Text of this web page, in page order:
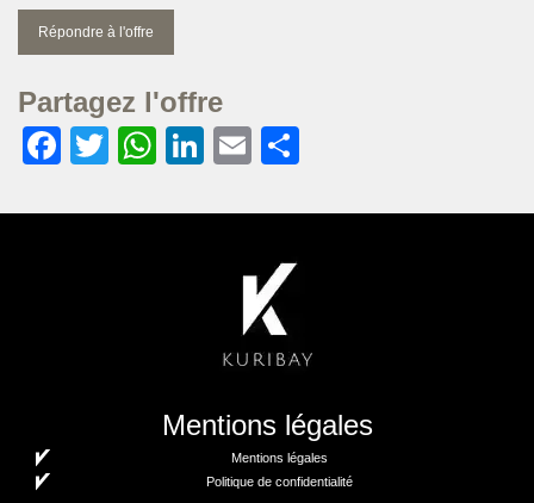
Répondre à l'offre
Partagez l'offre
Facebook
TwitterWhatsApp
LinkedIn
Email
Mentions légales
Mentions légales
Politique de confidentialité